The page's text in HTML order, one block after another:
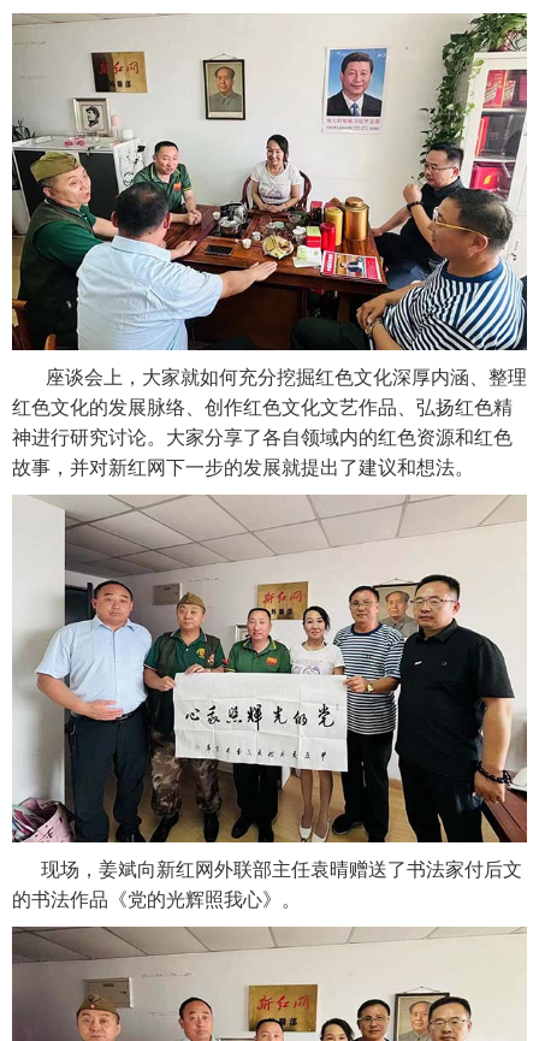
座谈会上，大家就如何充分挖掘红色文化深厚内涵、整理
红色文化的发展脉络、创作红色文化文艺作品、弘扬红色精
神进行研究讨论。大家分享了各自领域内的红色资源和红色
故事，并对新红网下一步的发展就提出了建议和想法。
现场，姜斌向新红网外联部主任袁晴赠送了书法家付后文
的书法作品《党的光辉照我心》。